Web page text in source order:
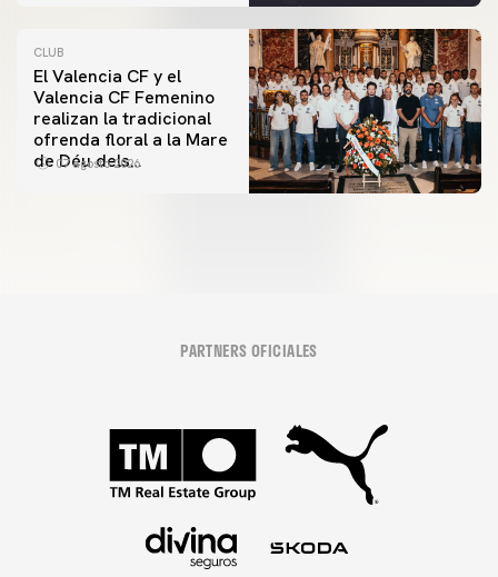
CLUB
El Valencia CF y el
Valencia CF Femenino
realizan la tradicional
ofrenda floral a la Mare
de Déu dels
07 agosto 2026
PARTNERS OFICIALES